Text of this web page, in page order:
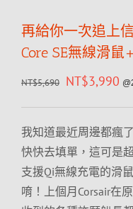
再給你一次追上
Core SE無線滑
NT$5,690 NT$3,990
我知道最近周邊都瘋
快快去填單，這可是
支援Qi無線充電的滑
唷！上個月Corsair在